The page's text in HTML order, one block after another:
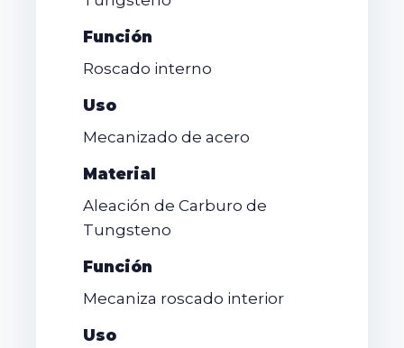
Función
Roscado interno
Uso
Mecanizado de acero
Material
Aleación de Carburo de
Tungsteno
Función
Mecaniza roscado interior
Uso